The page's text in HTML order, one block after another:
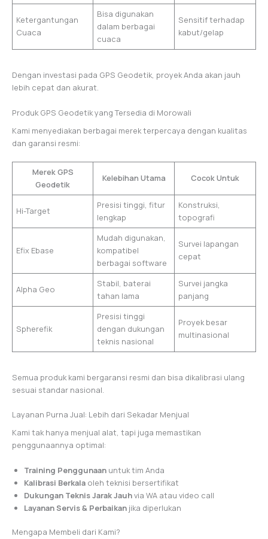
Ketergantungan
Cuaca
Bisa digunakan
dalam berbagai
cuaca
Sensitif terhadap
kabut/gelap
Dengan investasi pada GPS Geodetik, proyek Anda akan jauh
lebih cepat dan akurat.
Produk GPS Geodetik yang Tersedia di Morowali
Kami menyediakan berbagai merek terpercaya dengan kualitas
dan garansi resmi:
Merek GPS
Geodetik
Kelebihan Utama Cocok Untuk
Hi-Target
Presisi tinggi, fitur
lengkap
Konstruksi,
topografi
Efix Ebase
Mudah digunakan,
kompatibel
berbagai software
Survei lapangan
cepat
Alpha Geo
Stabil, baterai
tahan lama
Survei jangka
panjang
Spherefik
Presisi tinggi
dengan dukungan
teknis nasional
Proyek besar
multinasional
Semua produk kami bergaransi resmi dan bisa dikalibrasi ulang
sesuai standar nasional.
Layanan Purna Jual: Lebih dari Sekadar Menjual
Kami tak hanya menjual alat, tapi juga memastikan
penggunaannya optimal:
Training Penggunaan untuk tim Anda
Kalibrasi Berkala oleh teknisi bersertifikat
Dukungan Teknis Jarak Jauhvia WA atau video call
Layanan Servis & Perbaikan jika diperlukan
Mengapa Membeli dari Kami?